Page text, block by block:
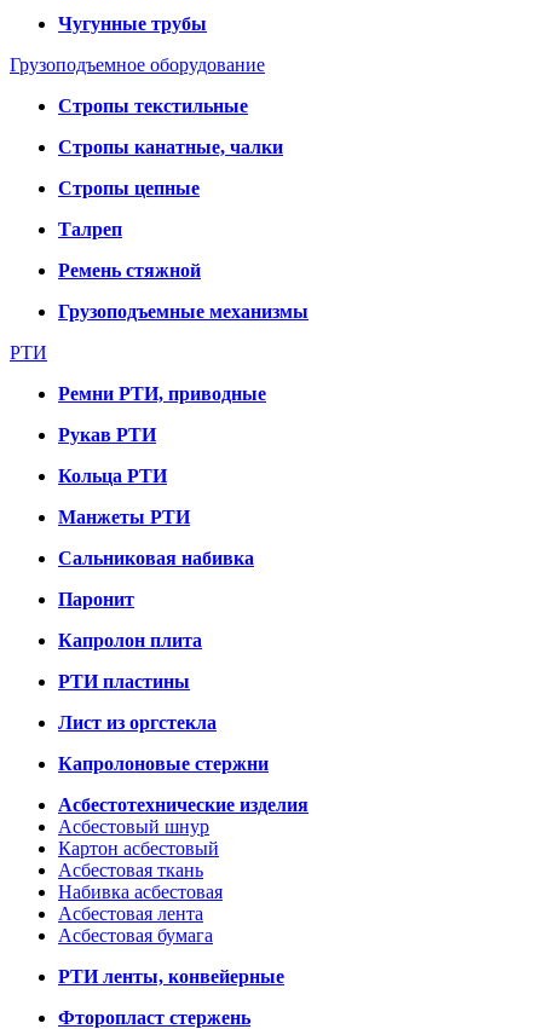
Чугунные трубы
Грузоподъемное оборудование
Стропы текстильные
Стропы канатные, чалки
Стропы цепные
Талреп
Ремень стяжной
Грузоподъемные механизмы
РТИ
Ремни РТИ, приводные
Рукав РТИ
Кольца РТИ
Манжеты РТИ
Сальниковая набивка
Паронит
Капролон плита
РТИ пластины
Лист из оргстекла
Капролоновые стержни
Асбестотехнические изделия
Асбестовый шнур
Картон асбестовый
Асбестовая ткань
Набивка асбестовая
Асбестовая лента
Асбестовая бумага
РТИ ленты, конвейерные
Фторопласт стержень